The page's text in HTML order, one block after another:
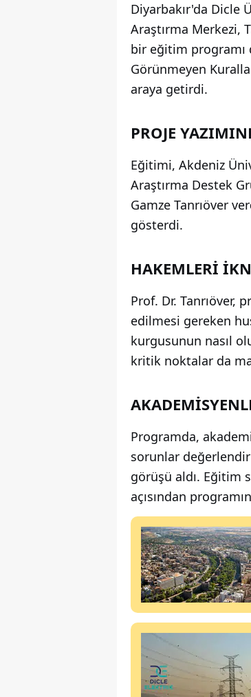
Diyarbakır'da Dicle
Araştırma Merkezi,
bir eğitim programı
Görünmeyen
araya getirdi.
PROJE
Eğitimi, Akdeniz
Araştırma Destek
Gamze Tanrıöver
gösterdi.
HAKEMLERİ
Prof. Dr. Tanrıöver,
edilmesi gereken
kurgusunun nasıl
kritik noktalar da
Programda,
sorunlar
görüşü aldı. Eğitim
açısından